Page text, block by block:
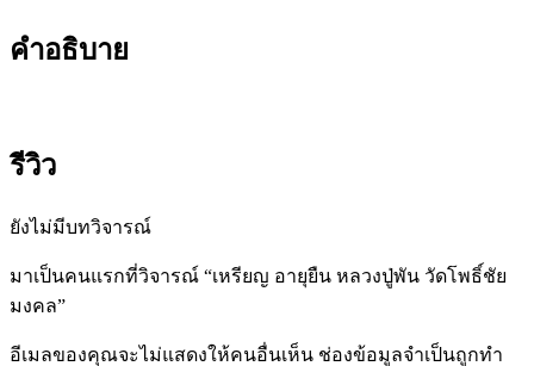
คำอธิบาย
รีวิว
ยังไม่มีบทวิจารณ์
มาเป็นคนแรกที่วิจารณ์ “เหรียญ อายุยืน หลวงปู่พัน วัดโพธิ์ชัย
มงคล”
อีเมลของคุณจะไม่แสดงให้คนอื่นเห็น ช่องข้อมูลจำเป็นถูกทำ